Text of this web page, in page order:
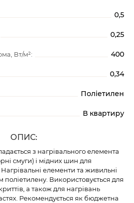
0,5
0,25
Вт/м²: 400
0,34
Поліетилен
В квартиру
ОПИС:
з нагрівального елемента
смуги) і мідних шин для
елементи та живильні
Використовується для
а також для нагрівань
Рекомендується як бюджетна